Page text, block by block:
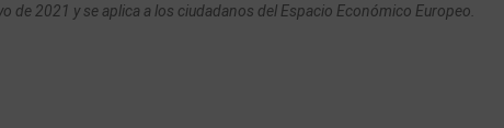
de 2021 y se aplica a los ciudadanos del Espacio Económico Europeo.